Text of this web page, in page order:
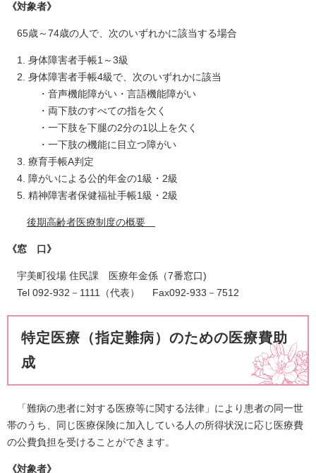
《対象者》
65歳～74歳の人で、次のいずれかに該当する場合
身体障害者手帳1～3級
身体障害者手帳4級で、次のいずれかに該当
・音声機能障がい・言語機能障がい
・両下肢のすべての指を欠く
・一下肢を下腿の2分の1以上を欠く
・一下肢の機能に目立つ障がい
療育手帳A判定
障がいによる公的年金の1級・2級
精神障害者保健福祉手帳1級・2級
後期高齢者医療制度の概要
《窓 口》
宇美町役場 住民課 医療年金係（7番窓口)
Tel 092-932－1111（代表） Fax092-933－7512
特定医療（指定難病）のための医療費助
成
「難病の患者に対する医療等に関する法律」により患者の同一世
帯のうち、同じ医療保険に加入している人の所得状況に応じ医療費
の公費負担を受けることができます。
《対象者》